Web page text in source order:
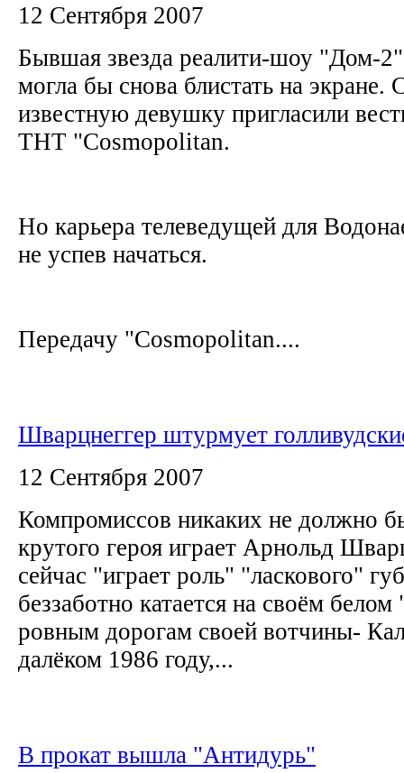
12 Сентября 2007
Бывшая звезда реалити-шоу "Дом-
могла бы снова блистать на экране.
известную девушку пригласили
ТНТ "Cosmopolitan.
Но карьера телеведущей для
не успев начаться.
Передачу "Cosmopolitan....
Шварцнеггер штурмует
12 Сентября 2007
Компромиссов никаких не должно
крутого героя играет Арнольд
сейчас "играет роль" "ласкового"
беззаботно катается на своём
ровным дорогам своей вотчины-
далёком 1986 году,...
В прокат вышла "Антидурь"